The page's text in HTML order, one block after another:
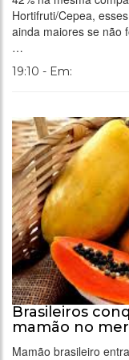
Hortifruti/Cepea,
ainda maiores se não
…
19:10 - Em:
Brasileiros
mamão no
Mamão brasileiro